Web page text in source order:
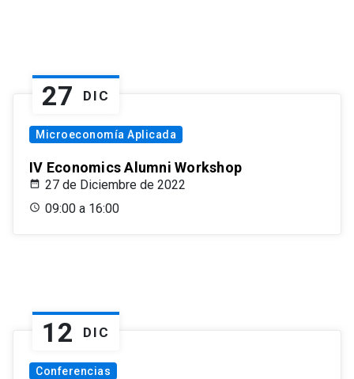
27 DIC
Microeconomía Aplicada
IV Economics Alumni Workshop
27 de Diciembre de 2022
09:00 a 16:00
12 DIC
Conferencias